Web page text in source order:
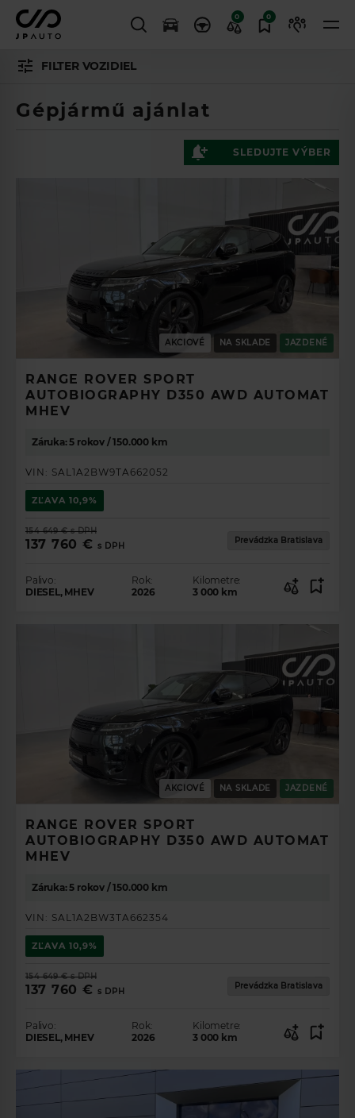
0 0
FILTER VOZIDIEL
Gépjármű ajánlat
SLEDUJTE VÝBER
AKCIOVÉ NA SKLADE JAZDENÉ
RANGE ROVER SPORT
AUTOBIOGRAPHY D350 AWD AUTOMAT
MHEV
Záruka: 5 rokov / 150.000 km
VIN: SAL1A2BW9TA662052
ZĽAVA 10,9%
154 649 € s DPH
137 760 € s DPH
Prevádzka Bratislava
Palivo:
DIESEL, MHEV
Rok:
2026
Kilometre:
3 000 km
AKCIOVÉ NA SKLADE JAZDENÉ
RANGE ROVER SPORT
AUTOBIOGRAPHY D350 AWD AUTOMAT
MHEV
Záruka: 5 rokov / 150.000 km
VIN: SAL1A2BW3TA662354
ZĽAVA 10,9%
154 649 € s DPH
137 760 € s DPH
Prevádzka Bratislava
Palivo:
DIESEL, MHEV
Rok:
2026
Kilometre:
3 000 km